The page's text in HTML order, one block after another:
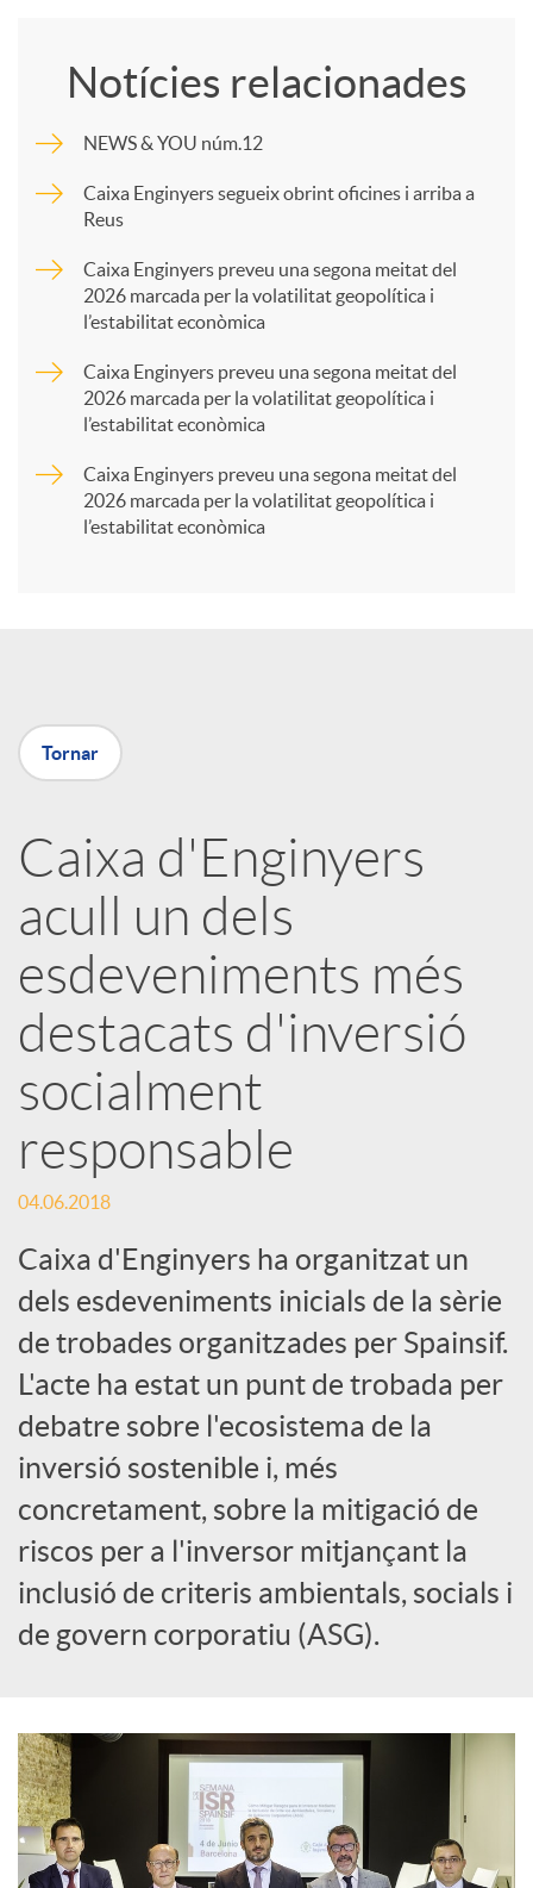
p
a
X
r
x
e
s
S
o
c
i
a
l
s
Notícies relacionades
NEWS & YOU núm.12
Caixa Enginyers segueix obrint oficines i arriba a
Reus
Caixa Enginyers preveu una segona meitat del
2026 marcada per la volatilitat geopolítica i
l’estabilitat econòmica
Caixa Enginyers preveu una segona meitat del
2026 marcada per la volatilitat geopolítica i
l’estabilitat econòmica
Caixa Enginyers preveu una segona meitat del
2026 marcada per la volatilitat geopolítica i
l’estabilitat econòmica
Tornar
Caixa d'Enginyers
acull un dels
esdeveniments més
destacats d'inversió
socialment
responsable
04.06.2018
Caixa d'Enginyers ha organitzat un
dels esdeveniments inicials de la sèrie
de trobades organitzades per Spainsif.
L'acte ha estat un punt de trobada per
debatre sobre l'ecosistema de la
inversió sostenible i, més
concretament, sobre la mitigació de
riscos per a l'inversor mitjançant la
inclusió de criteris ambientals, socials i
de govern corporatiu (ASG).